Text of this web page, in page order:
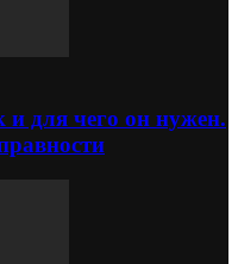
и для чего он нужен.